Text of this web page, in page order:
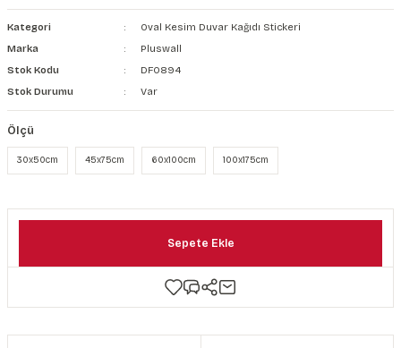
Kategori
Oval Kesim Duvar Kağıdı Stickeri
Marka
Pluswall
Stok Kodu
DF0894
Stok Durumu
Var
Ölçü
30x50cm 45x75cm 60x100cm 100x175cm
Sepete Ekle